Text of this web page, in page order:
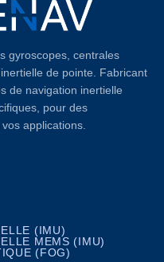
gyroscopes, centrales
de pointe. Fabricant
de navigation inertielle
pour des
applications.
(IMU)
MEMS (IMU)
(FOG)